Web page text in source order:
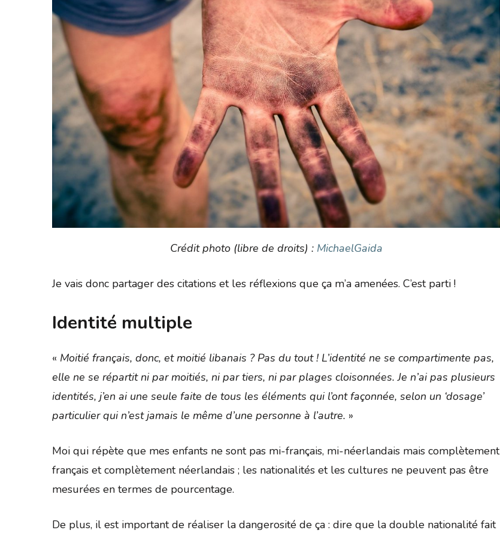
Crédit photo (libre de droits) : MichaelGaida
Je vais donc partager des citations et les réflexions que ça m’a amenées. C’est parti !
Identité multiple
« Moitié français, donc, et moitié libanais ? Pas du tout ! L’identité ne se compartimente pas,
elle ne se répartit ni par moitiés, ni par tiers, ni par plages cloisonnées. Je n’ai pas plusieurs
identités, j’en ai une seule faite de tous les éléments qui l’ont façonnée, selon un ‘dosage’
particulier qui n’est jamais le même d’une personne à l’autre. »
Moi qui répète que mes enfants ne sont pas mi-français, mi-néerlandais mais complètement
français et complètement néerlandais ; les nationalités et les cultures ne peuvent pas être
mesurées en termes de pourcentage.
De plus, il est important de réaliser la dangerosité de ça : dire que la double nationalité fait